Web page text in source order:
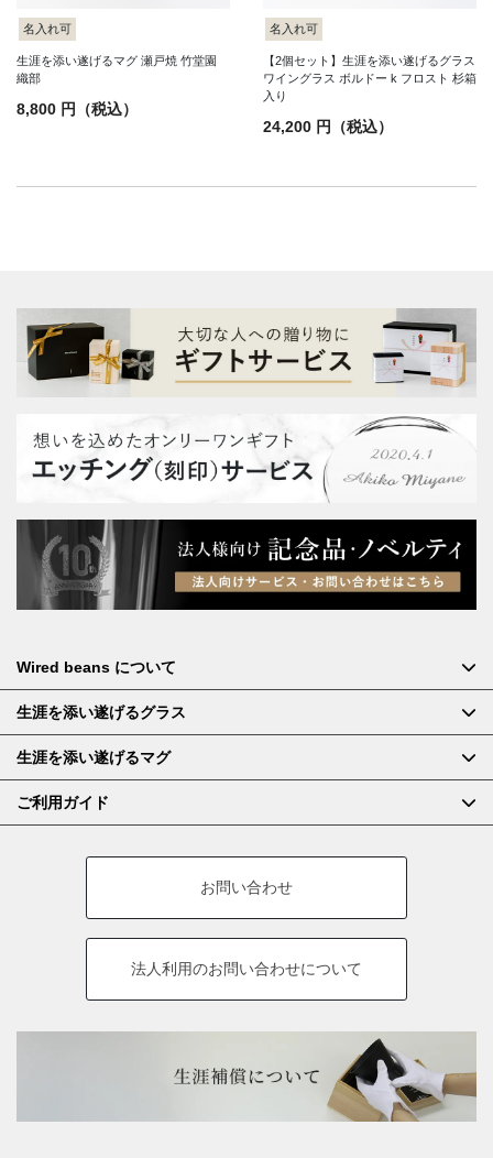
名入れ可
生涯を添い遂げるマグ 瀬戸焼 竹堂園
織部
8,800 円（税込）
名入れ可
【2個セット】生涯を添い遂げるグラス
ワイングラス ボルドー k フロスト 杉箱
入り
24,200 円（税込）
Wired beans について
生涯を添い遂げるグラス
生涯を添い遂げるマグ
ご利用ガイド
お問い合わせ
法人利用のお問い合わせについて